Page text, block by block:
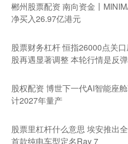
郴州股票配资 南向资金丨
净买入26.97亿港元
股票财务杠杆 恒指26000点关
股再遇显著调整 本轮行情是反
股权配资 博世下一代AI智能座
计2027年量产
股票里杠杆什么意思 埃安推出
首款纯电车型定名Ray 7